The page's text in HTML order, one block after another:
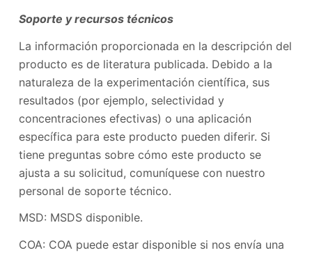
Soporte y recursos técnicos
La información proporcionada en la descripción del
producto es de literatura publicada. Debido a la
naturaleza de la experimentación científica, sus
resultados (por ejemplo, selectividad y
concentraciones efectivas) o una aplicación
específica para este producto pueden diferir. Si
tiene preguntas sobre cómo este producto se
ajusta a su solicitud, comuníquese con nuestro
personal de soporte técnico.
MSD: MSDS disponible.
COA: COA puede estar disponible si nos envía una